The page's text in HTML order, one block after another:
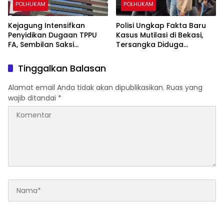
POLHUKAM
Kejagung Intensifkan
Penyidikan Dugaan TPPU
FA, Sembilan Saksi
Ditelusuri
POLHUKAM
Polisi Ungkap Fakta Baru
Kasus Mutilasi di Bekasi,
Tersangka Diduga
Tinggalkan Balasan
Alamat email Anda tidak akan dipublikasikan. Ruas yang
wajib ditandai *